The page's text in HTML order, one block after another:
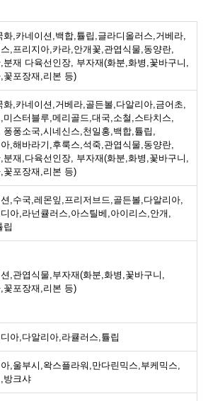
화,카네이션,백합,튤립,글라디올러스,거베라,
,프리지아,카라,안개꽃,관엽식물,동양란,
분재 다육선인장, 부자재(화분,화병,꽃바구니,
꽃포장재,리본 등)
화,카네이션,거베라,골든볼,다알리아,금어초,
미스터블루,메리골드,대국,소철,스타치스,
퐁퐁소국,시네신스,천일홍,백합,튤립,
,해바라기,후룩스,석죽,관엽식물,동양란,
분재,다육선인장, 부자재(화분,화병,꽃바구니,
꽃포장재,리본 등)
,수국,레몬잎,프리저브드,골든볼,다알리아,
아,라넌큘러스,아스틸베,아이리스,안개,
립
,관엽식물,부자재(화분,화병,꽃바구니,
꽃포장재,리본 등)
아,다알리아,라큘러스,튤립
,울부시,왁스플라워,만다린믹스,부케믹스,
방크샤